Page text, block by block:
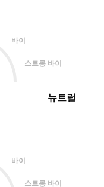
바이
스트롱 바이
뉴트럴
바이
스트롱 바이